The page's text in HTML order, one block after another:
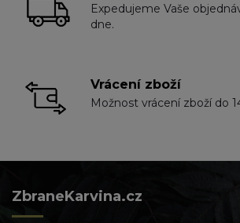
Expedujeme Vaše
dne.
Vrácení zboží
Možnost vrácení zboží do
ZbraneKarvina.cz